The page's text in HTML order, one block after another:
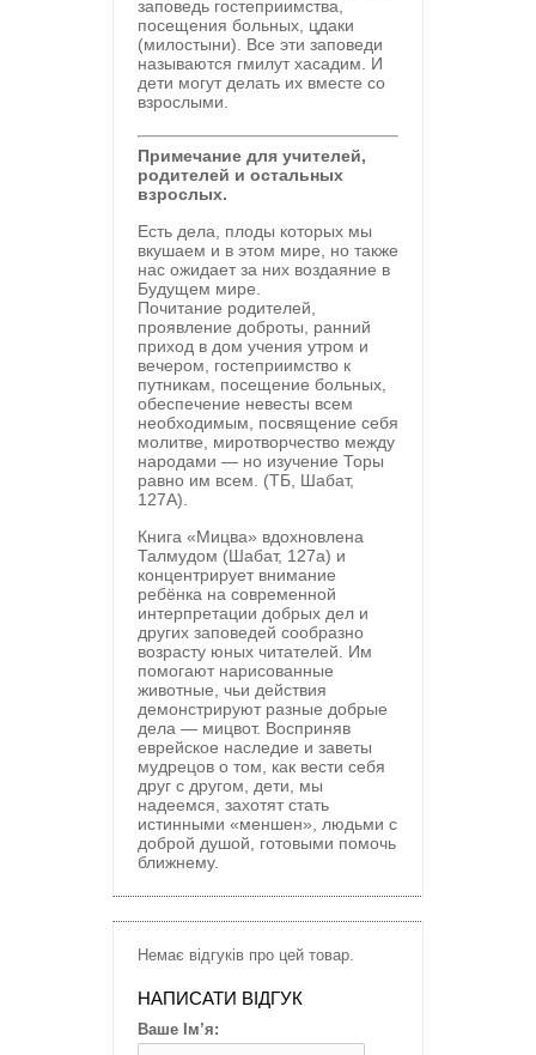
заповедь гостеприимства,
посещения больных, цдаки
(милостыни). Все эти заповеди
называются гмилут хасадим. И
дети могут делать их вместе со
взрослыми.
Примечание для учителей,
родителей и остальных
взрослых.
Есть дела, плоды которых мы
вкушаем и в этом мире, но также
нас ожидает за них воздаяние в
Будущем мире.
Почитание родителей,
проявление доброты, ранний
приход в дом учения утром и
вечером, гостеприимство к
путникам, посещение больных,
обеспечение невесты всем
необходимым, посвящение себя
молитве, миротворчество между
народами — но изучение Торы
равно им всем. (ТБ, Шабат,
127А).
Книга «Мицва» вдохновлена
Талмудом (Шабат, 127а) и
концентрирует внимание
ребёнка на современной
интерпретации добрых дел и
других заповедей сообразно
возрасту юных читателей. Им
помогают нарисованные
животные, чьи действия
демонстрируют разные добрые
дела — мицвот. Восприняв
еврейское наследие и заветы
мудрецов о том, как вести себя
друг с другом, дети, мы
надеемся, захотят стать
истинными «меншен», людьми с
доброй душой, готовыми помочь
ближнему.
Немає відгуків про цей товар.
НАПИСАТИ ВІДГУК
Ваше Ім’я: